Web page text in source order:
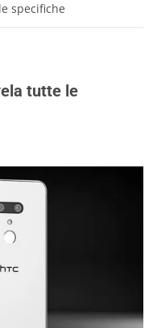
specifiche
tutte le